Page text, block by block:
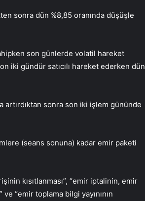
sonra dün %8,85 oranında düşüşle
son günlerde volatil hareket
iki gündür satıcılı hareket ederken dün
artırdıktan sonra son iki işlem gününde
(seans sonuna) kadar emir paketi
kısıtlanması”, “emir iptalinin, emir
“emir toplama bilgi yayınının